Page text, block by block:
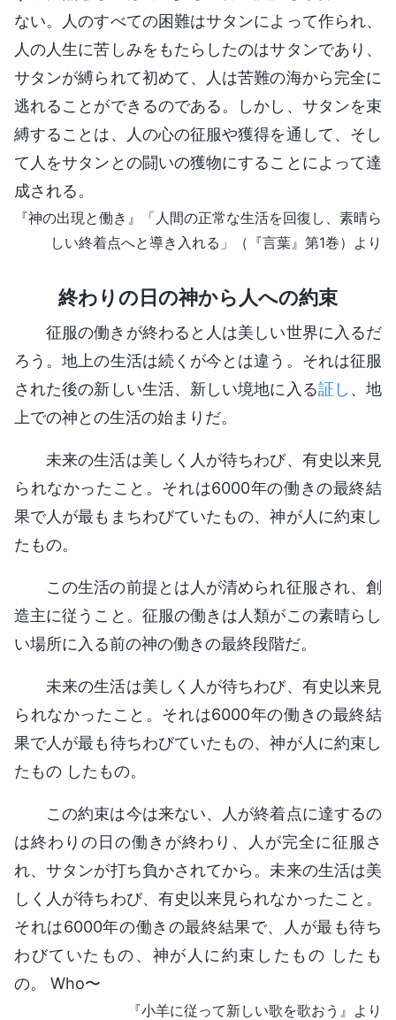
ない。人のすべての困難はサタンによって作られ、
人の人生に苦しみをもたらしたのはサタンであり、
サタンが縛られて初めて、人は苦難の海から完全に
逃れることができるのである。しかし、サタンを束
縛することは、人の心の征服や獲得を通して、そし
て人をサタンとの闘いの獲物にすることによって達
成される。
『神の出現と働き』「人間の正常な生活を回復し、素晴ら
しい終着点へと導き入れる」（『言葉』第1巻）より
終わりの日の神から人への約束
征服の働きが終わると人は美しい世界に入るだ
ろう。地上の生活は続くが今とは違う。それは征服
された後の新しい生活、新しい境地に入る証し 、地
上での神との生活の始まりだ。
未来の生活は美しく人が待ちわび、有史以来見
られなかったこと。それは6000年の働きの最終結
果で人が最もまちわびていたもの、神が人に約束し
たもの。
この生活の前提とは人が清められ征服され、創
造主に従うこと。征服の働きは人類がこの素晴らし
い場所に入る前の神の働きの最終段階だ。
未来の生活は美しく人が待ちわび、有史以来見
られなかったこと。それは6000年の働きの最終結
果で人が最も待ちわびていたもの、神が人に約束し
たもの したもの。
この約束は今は来ない、人が終着点に達するの
は終わりの日の働きが終わり、人が完全に征服さ
れ、サタンが打ち負かされてから。未来の生活は美
しく人が待ちわび、有史以来見られなかったこと。
それは6000年の働きの最終結果で、人が最も待ち
わびていたもの、神が人に約束したもの したも
の。 Who〜
『小羊に従って新しい歌を歌おう』より